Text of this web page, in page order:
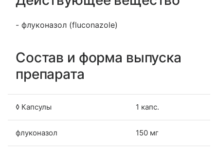
- флуконазол (fluconazole)
Состав и форма выпуска
препарата
◊ Капсулы 1 капс.
флуконазол 150 мг